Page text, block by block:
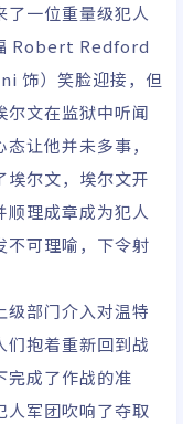
顿/德尔罗伊·林
罗·考尔德伦/山
尔/JeremyChild
利夫顿·克林斯/
布莱
德曼/迈克尔·埃
了一位重量级犯人
Robert Redford
饰）笑脸迎接，但
尔文在监狱中听闻
让他并未多事，
埃尔文，埃尔文开
顺理成章成为犯人
不可理喻，下令射
级部门介入对温特
们抱着重新回到战
完成了作战的准
人军团吹响了夺取